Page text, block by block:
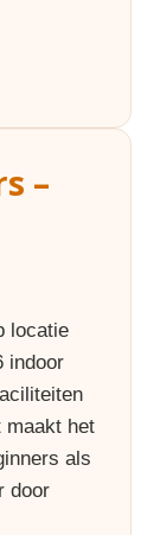
–
locatie
indoor
maakt het
als
door